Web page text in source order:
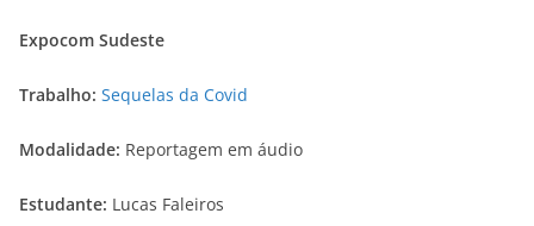
Expocom Sudeste
Trabalho: Sequelas da Covid
Modalidade: Reportagem em áudio
Estudante: Lucas Faleiros